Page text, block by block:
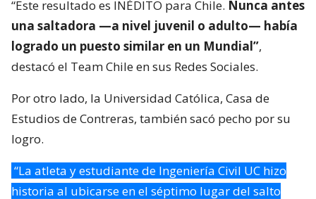
“Este resultado es INÉDITO para Chile. Nunca antes
una saltadora —a nivel juvenil o adulto— había
logrado un puesto similar en un Mundial”,
destacó el Team Chile en sus Redes Sociales.
Por otro lado, la Universidad Católica, Casa de
Estudios de Contreras, también sacó pecho por su
logro.
“La atleta y estudiante de Ingeniería Civil UC hizo
historia al ubicarse en el séptimo lugar del salto